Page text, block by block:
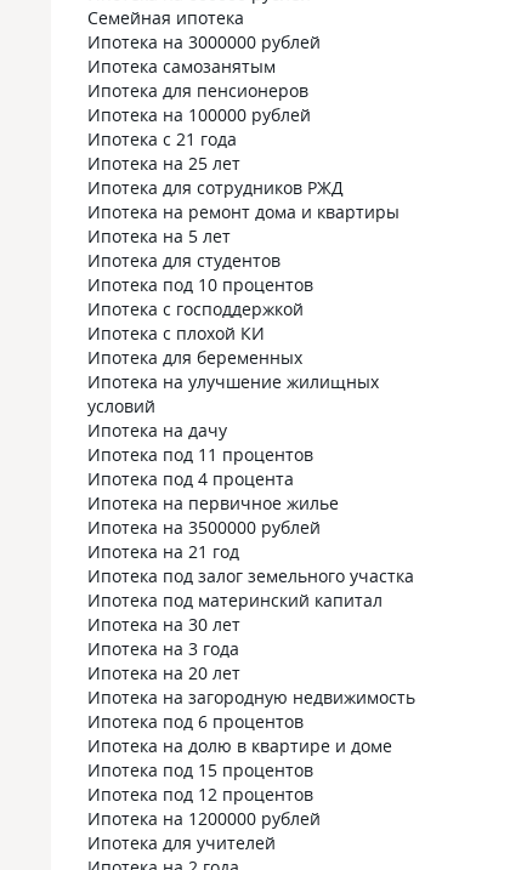
Семейная ипотека
Ипотека на 3000000 рублей
Ипотека самозанятым
Ипотека для пенсионеров
Ипотека на 100000 рублей
Ипотека с 21 года
Ипотека на 25 лет
Ипотека для сотрудников РЖД
Ипотека на ремонт дома и квартиры
Ипотека на 5 лет
Ипотека для студентов
Ипотека под 10 процентов
Ипотека с господдержкой
Ипотека с плохой КИ
Ипотека для беременных
Ипотека на улучшение жилищных
условий
Ипотека на дачу
Ипотека под 11 процентов
Ипотека под 4 процента
Ипотека на первичное жилье
Ипотека на 3500000 рублей
Ипотека на 21 год
Ипотека под залог земельного участка
Ипотека под материнский капитал
Ипотека на 30 лет
Ипотека на 3 года
Ипотека на 20 лет
Ипотека на загородную недвижимость
Ипотека под 6 процентов
Ипотека на долю в квартире и доме
Ипотека под 15 процентов
Ипотека под 12 процентов
Ипотека на 1200000 рублей
Ипотека для учителей